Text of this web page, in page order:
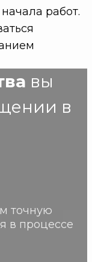
работ.
вы
в
точную
в процессе